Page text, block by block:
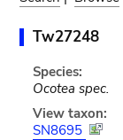
Tw27248
Species:
Ocotea spec.
View taxon:
SN8695